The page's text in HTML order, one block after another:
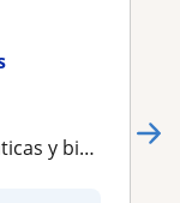
y biología